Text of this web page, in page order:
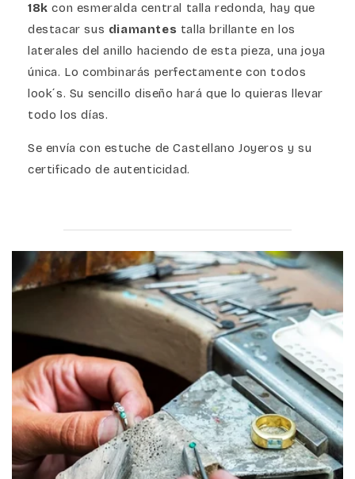
18k con esmeralda central talla redonda, hay que
destacar sus diamantes talla brillante en los
laterales del anillo haciendo de esta pieza, una joya
única. Lo combinarás perfectamente con todos
look´s. Su sencillo diseño hará que lo quieras llevar
todo los días.
Se envía con estuche de Castellano Joyeros y su
certificado de autenticidad.